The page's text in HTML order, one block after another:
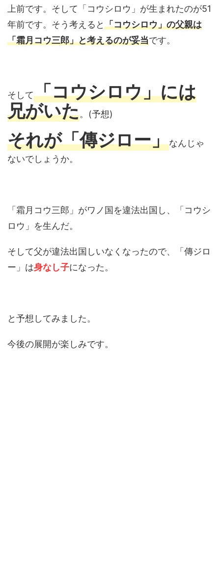
上前です。そして「コウシロウ」が生まれたのが51
年前です。そう考えると「コウシロウ」の父親は
「霜月コウ三郎」と考えるのが妥当です。
そして「コウシロウ」には
兄がいた。(予想)
それが「傳ジロー」なんじゃ
ないでしょうか。
「霜月コウ三郎」がワノ国を違法出国し、「コウシ
ロウ」を生んだ。
そして父が違法出国しいなくなったので、「傳ジロ
ー」は身なし子になった。
と予想してみました。
今後の展開が楽しみです。